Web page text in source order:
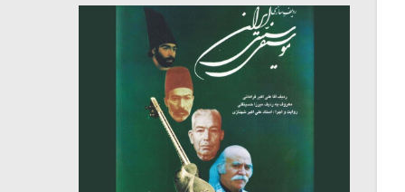
میکلوش روژا